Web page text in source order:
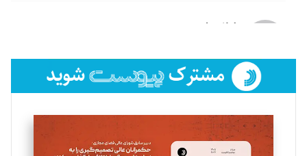
لیلا حنارود
فائزه فتحی رستمی
تحریریه